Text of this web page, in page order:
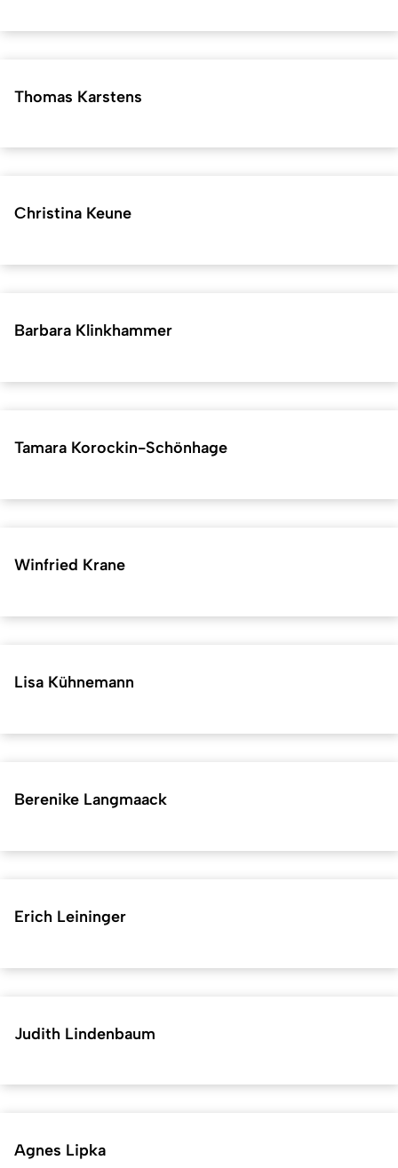
Thomas Karstens
Christina Keune
Barbara Klinkhammer
Tamara Korockin-Schönhage
Winfried Krane
Lisa Kühnemann
Berenike Langmaack
Erich Leininger
Judith Lindenbaum
Agnes Lipka